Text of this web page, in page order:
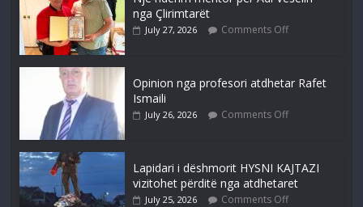
nga Çlirimtarët
July 27, 2026 Comments Off
Opinion nga profesori atdhetar Rafet
Ismaili
July 26, 2026 Comments Off
Lapidari i dëshmorit HYSNI KAJTAZI
vizitohet përditë nga atdhetaret
July 25, 2026 Comments Off